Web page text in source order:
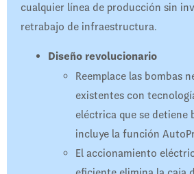
cualquier línea de producción sin
retrabajo de infraestructura.
Diseño revolucionario
Reemplace las bombas
existentes con
eléctrica que se detiene
incluye la función
El accionamiento